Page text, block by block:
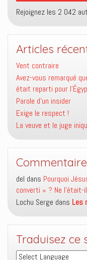
Rejoignez les 2 042
Articles
Vent contraire
Avez-vous remarqué
était reparti pour
Parole d’un insider
Exige le respect !
La veuve et le juge
del dans Pourquoi
converti » ? Ne l’était-
Lochu Serge dans Les
Traduisez ce